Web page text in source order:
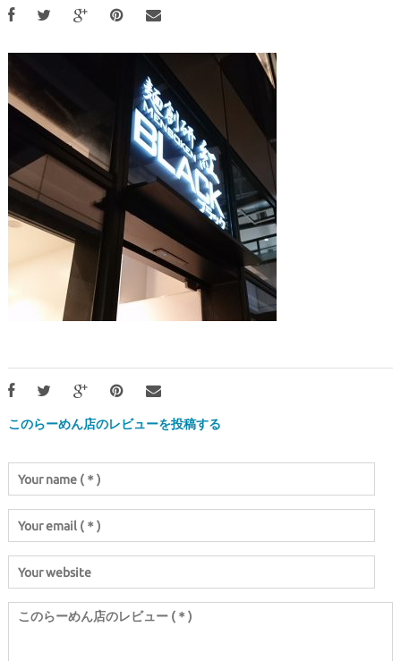
このらーめん店のレビューを投稿する